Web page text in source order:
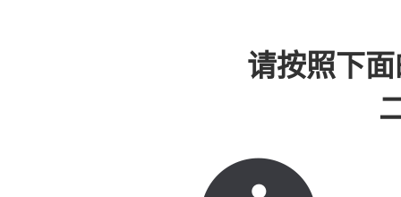
请按照下